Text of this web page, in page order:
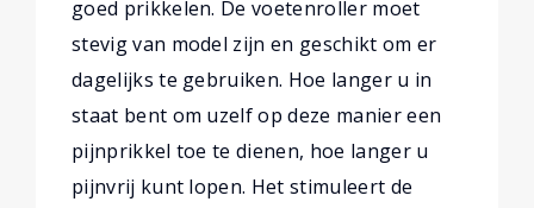
goed prikkelen. De voetenroller moet
stevig van model zijn en geschikt om er
dagelijks te gebruiken. Hoe langer u in
staat bent om uzelf op deze manier een
pijnprikkel toe te dienen, hoe langer u
pijnvrij kunt lopen. Het stimuleert de